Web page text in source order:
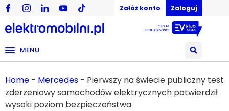
Załóż konto Zaloguj
MENU
Home - Mercedes - Pierwszy na świecie publiczny test
zderzeniowy samochodów elektrycznych potwierdził
wysoki poziom bezpieczeństwa